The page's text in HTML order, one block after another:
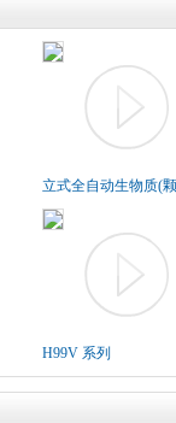
立式全自动生物质(
H99V 系列